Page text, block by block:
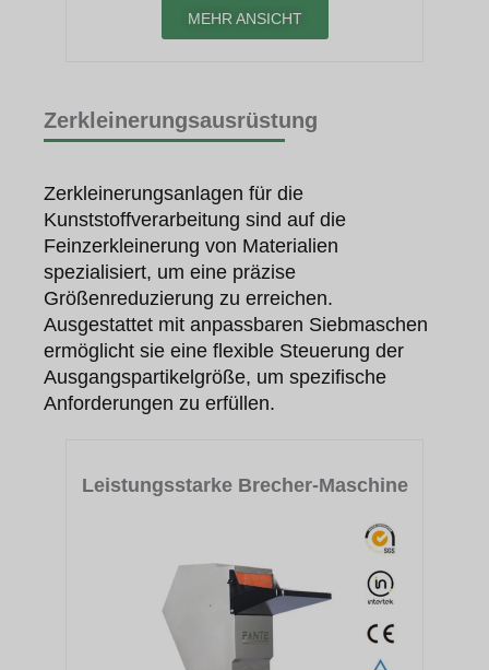
MEHR ANSICHT
Zerkleinerungsausrüstung
Zerkleinerungsanlagen für die
Kunststoffverarbeitung sind auf die
Feinzerkleinerung von Materialien
spezialisiert, um eine präzise
Größenreduzierung zu erreichen.
Ausgestattet mit anpassbaren Siebmaschen
ermöglicht sie eine flexible Steuerung der
Ausgangspartikelgröße, um spezifische
Anforderungen zu erfüllen.
Leistungsstarke Brecher-Maschine